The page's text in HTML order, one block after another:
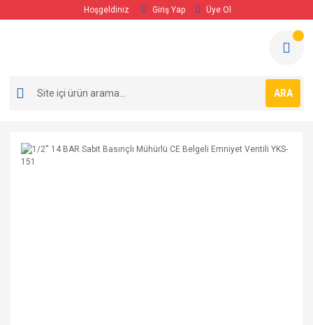
Hoşgeldiniz Giriş Yap Üye Ol
ARA